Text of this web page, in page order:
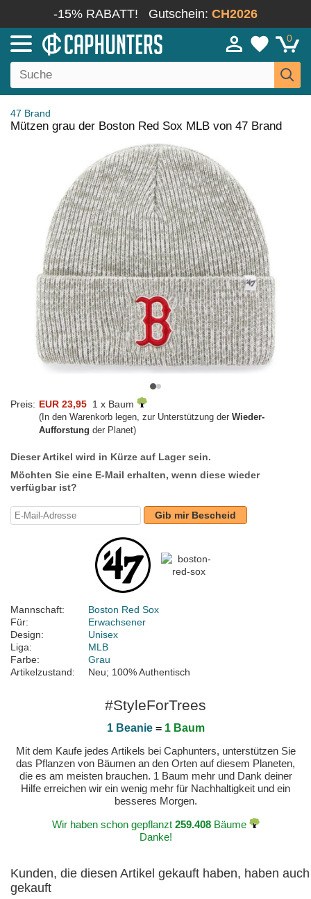
-15% RABATT! Gutschein: CH2026
0
47 Brand
Mützen grau der Boston Red Sox MLB von 47 Brand
Preis: EUR 23,95 1 x Baum
(In den Warenkorb legen, zur Unterstützung der Wieder-
Aufforstung der Planet)
Dieser Artikel wird in Kürze auf Lager sein.
Möchten Sie eine E-Mail erhalten, wenn diese wieder
verfügbar ist?
Gib mir Bescheid
Mannschaft:
Boston Red Sox
Für:
Erwachsener
Design:
Unisex
Liga:
MLB
Farbe:
Grau
Artikelzustand:
Neu; 100% Authentisch
#StyleForTrees
1 Beanie= 1 Baum
Mit dem Kaufe jedes Artikels bei Caphunters, unterstützen Sie
das Pflanzen von Bäumen an den Orten auf diesem Planeten,
die es am meisten brauchen. 1 Baum mehr und Dank deiner
Hilfe erreichen wir ein wenig mehr für Nachhaltigkeit und ein
besseres Morgen.
Wir haben schon gepflanzt 259.408Bäume
Danke!
Kunden, die diesen Artikel gekauft haben, haben auch
gekauft